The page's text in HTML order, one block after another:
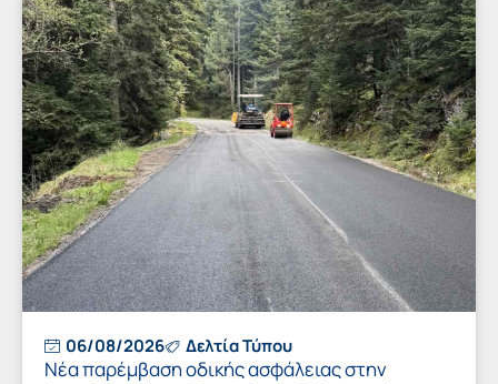
06/08/2026 Δελτία Τύπου
Νέα παρέμβαση οδικής ασφάλειας στην